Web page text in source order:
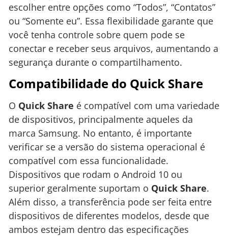
escolher entre opções como “Todos”, “Contatos”
ou “Somente eu”. Essa flexibilidade garante que
você tenha controle sobre quem pode se
conectar e receber seus arquivos, aumentando a
segurança durante o compartilhamento.
Compatibilidade do Quick Share
O Quick Share é compatível com uma variedade
de dispositivos, principalmente aqueles da
marca Samsung. No entanto, é importante
verificar se a versão do sistema operacional é
compatível com essa funcionalidade.
Dispositivos que rodam o Android 10 ou
superior geralmente suportam o Quick Share.
Além disso, a transferência pode ser feita entre
dispositivos de diferentes modelos, desde que
ambos estejam dentro das especificações